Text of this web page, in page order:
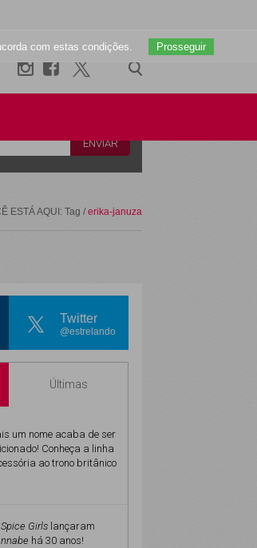
com estas condições. Prosseguir
ESTÁ AQUI: Tag / erika-januza
Twitter
@estrelando
Últimas
um nome acaba de ser
Conheça a linha
ao trono britânico
Spice Girls lançaram
há 30 anos!